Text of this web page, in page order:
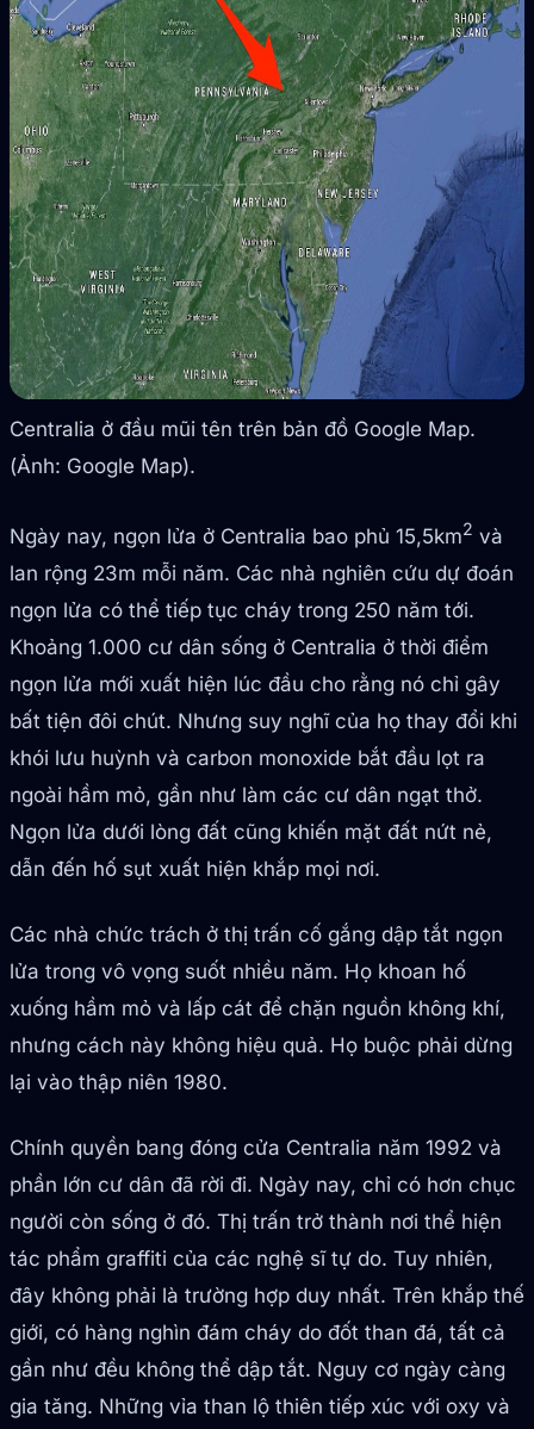
Centralia ở đầu mũi tên trên bản đồ Google Map.
(Ảnh: Google Map).
Ngày nay, ngọn lửa ở Centralia bao phủ 15,5km2 và
lan rộng 23m mỗi năm. Các nhà nghiên cứu dự đoán
ngọn lửa có thể tiếp tục cháy trong 250 năm tới.
Khoảng 1.000 cư dân sống ở Centralia ở thời điểm
ngọn lửa mới xuất hiện lúc đầu cho rằng nó chỉ gây
bất tiện đôi chút. Nhưng suy nghĩ của họ thay đổi khi
khói lưu huỳnh và carbon monoxide bắt đầu lọt ra
ngoài hầm mỏ, gần như làm các cư dân ngạt thở.
Ngọn lửa dưới lòng đất cũng khiến mặt đất nứt nẻ,
dẫn đến hố sụt xuất hiện khắp mọi nơi.
Các nhà chức trách ở thị trấn cố gắng dập tắt ngọn
lửa trong vô vọng suốt nhiều năm. Họ khoan hố
xuống hầm mỏ và lấp cát để chặn nguồn không khí,
nhưng cách này không hiệu quả. Họ buộc phải dừng
lại vào thập niên 1980.
Chính quyền bang đóng cửa Centralia năm 1992 và
phần lớn cư dân đã rời đi. Ngày nay, chỉ có hơn chục
người còn sống ở đó. Thị trấn trở thành nơi thể hiện
tác phẩm graffiti của các nghệ sĩ tự do. Tuy nhiên,
đây không phải là trường hợp duy nhất. Trên khắp thế
giới, có hàng nghìn đám cháy do đốt than đá, tất cả
gần như đều không thể dập tắt. Nguy cơ ngày càng
gia tăng. Những vỉa than lộ thiên tiếp xúc với oxy và